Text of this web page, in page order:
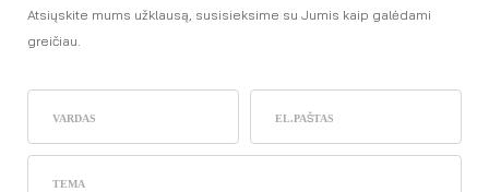
Atsiųskite mums užklausą, susisieksime su Jumis kaip galėdami
greičiau.